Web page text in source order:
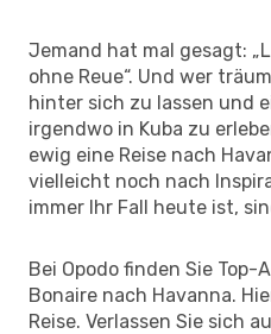
Jemand hat mal gesagt:
ohne Reue“. Und wer
hinter sich zu lassen und
irgendwo in Kuba zu
ewig eine Reise nach
vielleicht noch nach
immer Ihr Fall heute ist,
Bei Opodo finden Sie
Bonaire nach Havanna.
Reise. Verlassen Sie sich